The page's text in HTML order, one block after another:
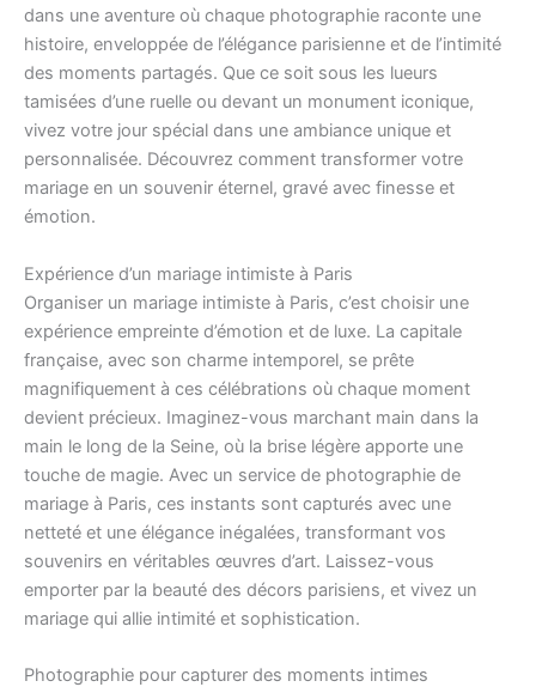
dans une aventure où chaque photographie raconte une
histoire, enveloppée de l’élégance parisienne et de l’intimité
des moments partagés. Que ce soit sous les lueurs
tamisées d’une ruelle ou devant un monument iconique,
vivez votre jour spécial dans une ambiance unique et
personnalisée. Découvrez comment transformer votre
mariage en un souvenir éternel, gravé avec finesse et
émotion.
Expérience d’un mariage intimiste à Paris
Organiser un mariage intimiste à Paris, c’est choisir une
expérience empreinte d’émotion et de luxe. La capitale
française, avec son charme intemporel, se prête
magnifiquement à ces célébrations où chaque moment
devient précieux. Imaginez-vous marchant main dans la
main le long de la Seine, où la brise légère apporte une
touche de magie. Avec un service de photographie de
mariage à Paris, ces instants sont capturés avec une
netteté et une élégance inégalées, transformant vos
souvenirs en véritables œuvres d’art. Laissez-vous
emporter par la beauté des décors parisiens, et vivez un
mariage qui allie intimité et sophistication.
Photographie pour capturer des moments intimes